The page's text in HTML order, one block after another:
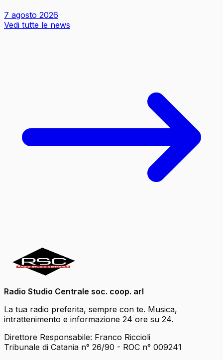
7 agosto 2026
Vedi tutte le news
Radio Studio Centrale soc. coop. arl
La tua radio preferita, sempre con te. Musica,
intrattenimento e informazione 24 ore su 24.
Direttore Responsabile: Franco Riccioli
Tribunale di Catania n° 26/90 - ROC n° 009241